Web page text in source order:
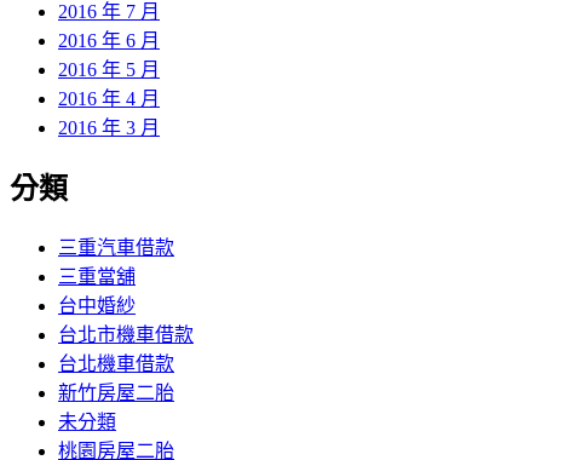
2016 年 7 月
2016 年 6 月
2016 年 5 月
2016 年 4 月
2016 年 3 月
分類
三重汽車借款
三重當舖
台中婚紗
台北市機車借款
台北機車借款
新竹房屋二胎
未分類
桃園房屋二胎